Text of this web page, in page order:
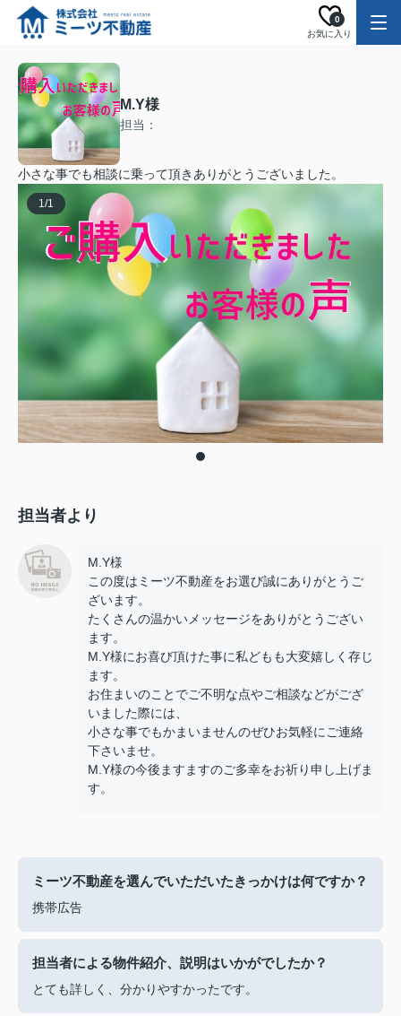
お気に入り
0
M.Y様
担当：
小さな事でも相談に乗って頂きありがとうございました。
1/1
担当者より
M.Y様
この度はミーツ不動産をお選び誠にありがとうご
ざいます。
たくさんの温かいメッセージをありがとうござい
ます。
M.Y様にお喜び頂けた事に私どもも大変嬉しく存じ
ます。
お住まいのことでご不明な点やご相談などがござ
いました際には、
小さな事でもかまいませんのぜひお気軽にご連絡
下さいませ。
M.Y様の今後ますますのご多幸をお祈り申し上げま
す。
ミーツ不動産を選んでいただいたきっかけは何ですか？
携帯広告
担当者による物件紹介、説明はいかがでしたか？
とても詳しく、分かりやすかったです。